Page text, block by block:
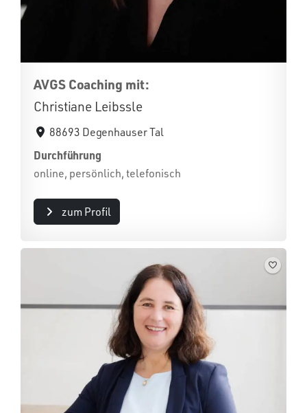
AVGS Coaching mit:
Christiane Leibssle
88693 Degenhauser Tal
Durchführung
online, persönlich, telefonisch
zum Profil